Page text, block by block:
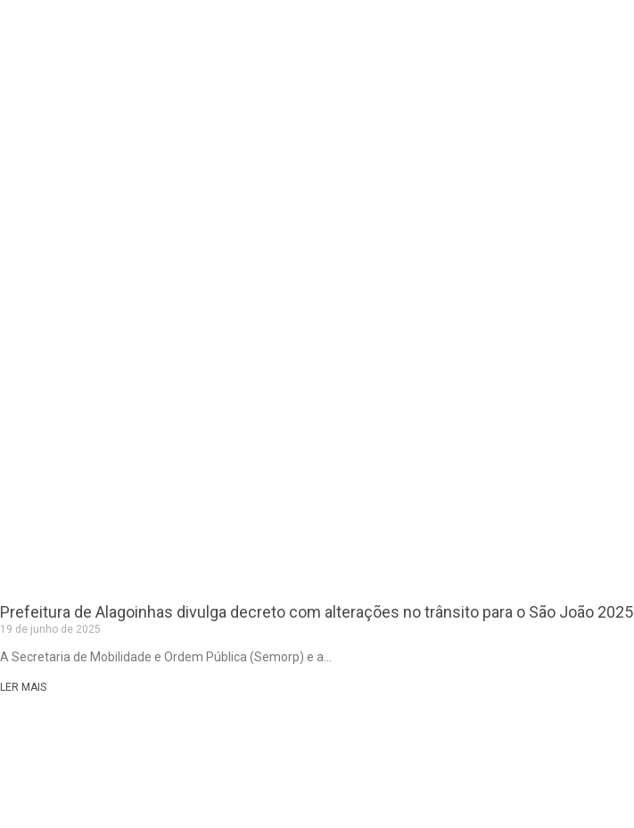
Prefeitura de Alagoinhas divulga decreto com alterações no trânsito para o São João 2025
19 de junho de 2025
A Secretaria de Mobilidade e Ordem Pública (Semorp) e a
LER MAIS